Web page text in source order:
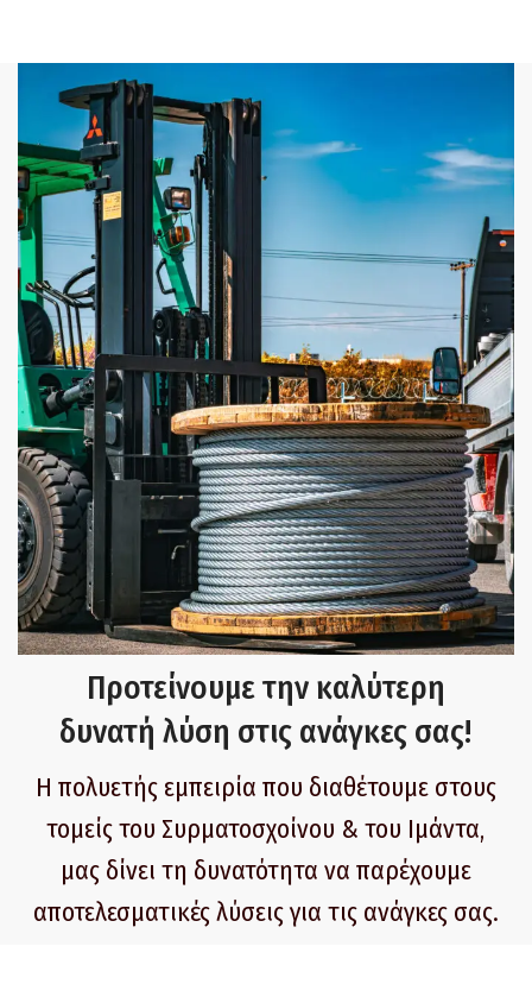
Προτείνουμε την καλύτερη
δυνατή λύση στις ανάγκες σας!
Η πολυετής εμπειρία που διαθέτουμε στους
τομείς του Συρματοσχοίνου & του Ιμάντα,
μας δίνει τη δυνατότητα να παρέχουμε
αποτελεσματικές λύσεις για τις ανάγκες σας.